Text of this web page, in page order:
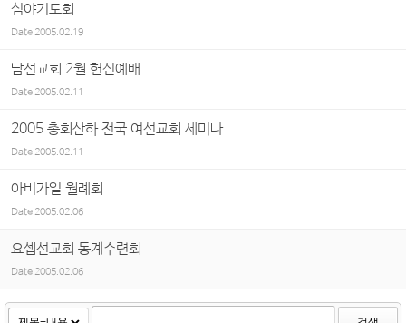
심야기도회
Date2005.02.19
남선교회 2월 헌신예배
Date2005.02.11
2005 총회산하 전국 여선교회 세미나
Date2005.02.11
아비가일 월례회
Date2005.02.06
요셉선교회 동계수련회
Date 2005.02.06